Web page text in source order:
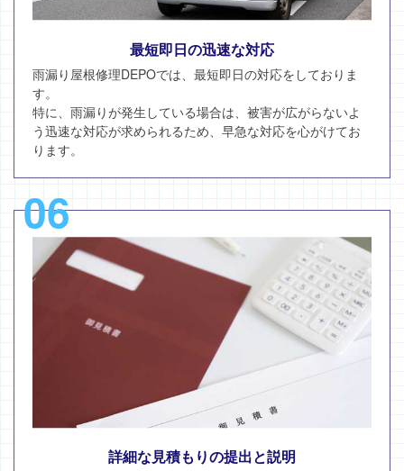
最短即日の迅速な対応
雨漏り屋根修理DEPOでは、最短即日の対応をしておりま
す。
特に、雨漏りが発生している場合は、被害が広がらないよ
う迅速な対応が求められるため、早急な対応を心がけてお
ります。
06
詳細な見積もりの提出と説明